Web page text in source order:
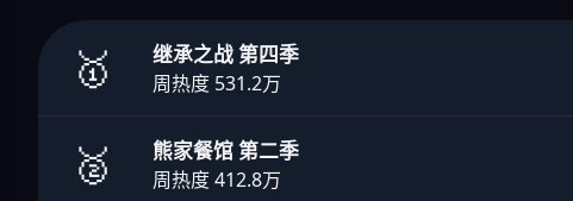
🥇 继承之战 第四季
周热度 531.2万
🥈 熊家餐馆 第二季
周热度 412.8万